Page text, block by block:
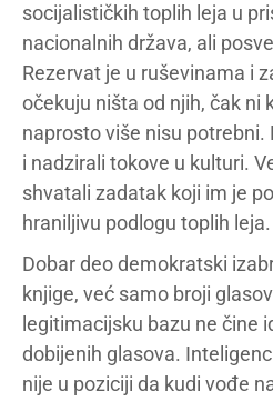
socijalističkih toplih leja u
nacionalnih država, ali
Rezervat je u ruševinama i
očekuju ništa od njih, čak ni
naprosto više nisu
i nadzirali tokove u kulturi.
shvatali zadatak koji im je
hraniljivu podlogu toplih leja.
Dobar deo demokratski
knjige, već samo broji
legitimacijsku bazu ne čine
dobijenih glasova.
nije u poziciji da kudi vođe